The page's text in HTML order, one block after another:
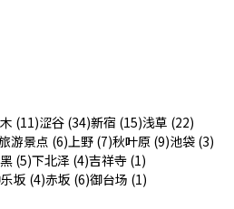
(11)涩谷 (34)新宿 (15)浅草 (22)
游景点 (6)上野 (7)秋叶原 (9)池袋 (3)
(5)下北泽 (4)吉祥寺 (1)
坂 (4)赤坂 (6)御台场 (1)